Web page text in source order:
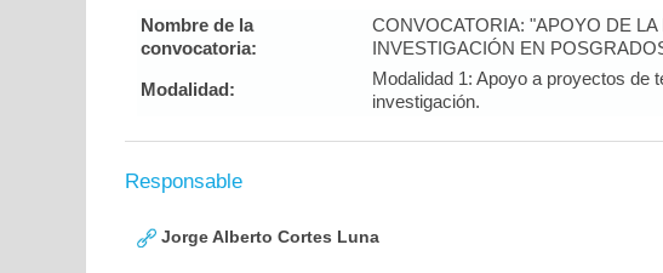
Nombre de la
convocatoria:
CONVOCATORIA: "APOYO DE LA
INVESTIGACIÓN EN
Modalidad:
Modalidad 1: Apoyo a proyectos de
investigación.
Responsable
Jorge Alberto Cortes Luna